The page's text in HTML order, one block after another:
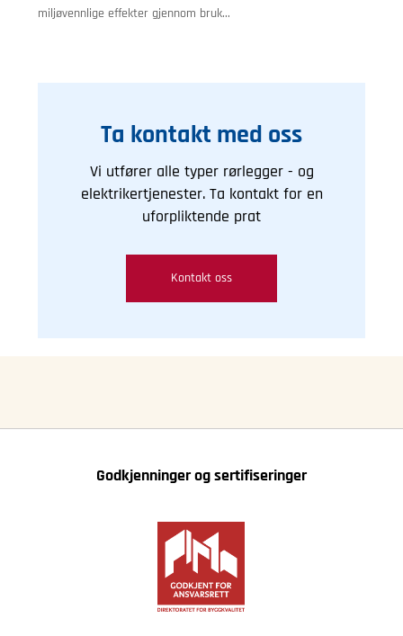
miljøvennlige effekter gjennom bruk...
Ta kontakt med oss
Vi utfører alle typer rørlegger - og
elektrikertjenester. Ta kontakt for en
uforpliktende prat
Kontakt oss
Godkjenninger og sertifiseringer